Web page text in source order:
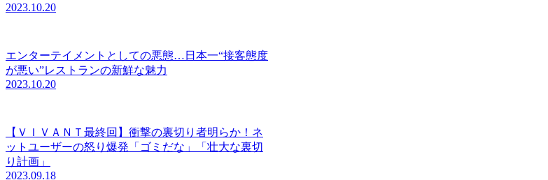
2023.10.20
エンターテイメントとしての悪態…日本一“接客態度
が悪い”レストランの新鮮な魅力
2023.10.20
【ＶＩＶＡＮＴ最終回】衝撃の裏切り者明らか！ネ
ットユーザーの怒り爆発「ゴミだな」「壮大な裏切
り計画」
2023.09.18